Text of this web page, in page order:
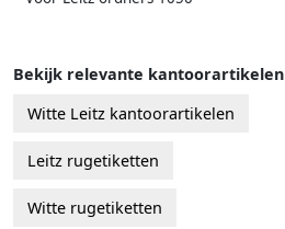
Bekijk relevante kantoorartikelen
Witte Leitz kantoorartikelen
Leitz rugetiketten
Witte rugetiketten